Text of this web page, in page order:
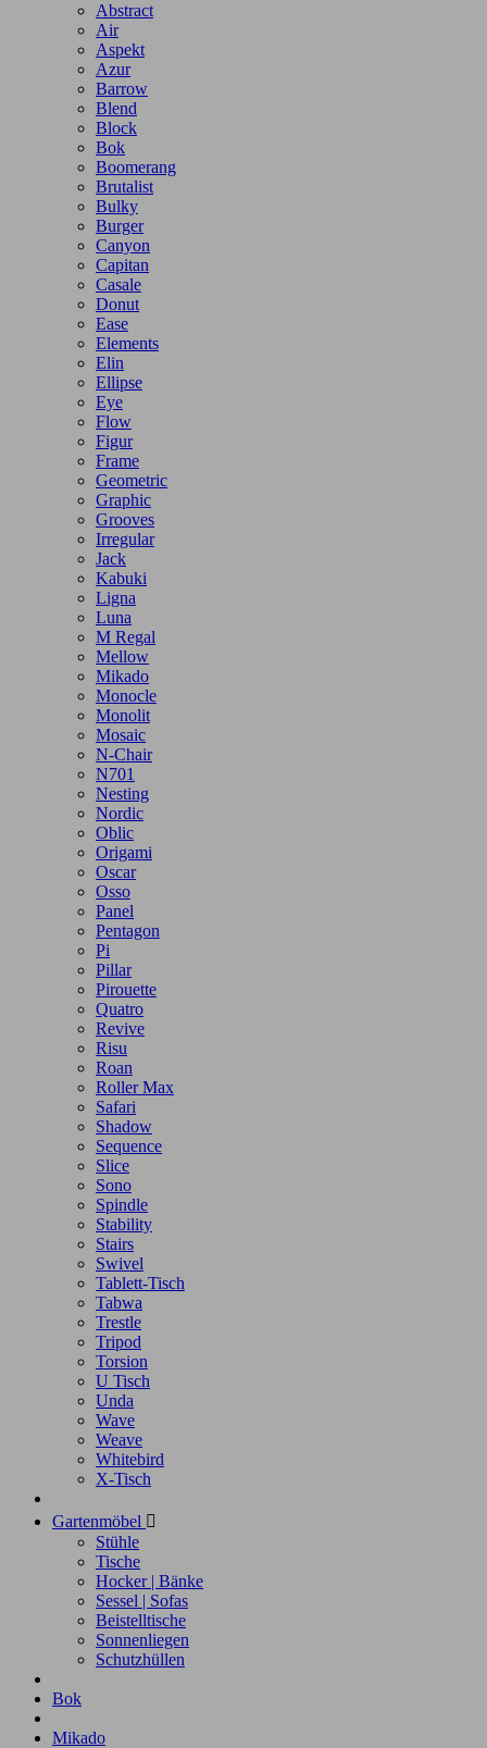
Abstract
Air
Aspekt
Azur
Barrow
Blend
Block
Bok
Boomerang
Brutalist
Bulky
Burger
Canyon
Capitan
Casale
Donut
Ease
Elements
Elin
Ellipse
Eye
Flow
Figur
Frame
Geometric
Graphic
Grooves
Irregular
Jack
Kabuki
Ligna
Luna
M Regal
Mellow
Mikado
Monocle
Monolit
Mosaic
N-Chair
N701
Nesting
Nordic
Oblic
Origami
Oscar
Osso
Panel
Pentagon
Pi
Pillar
Pirouette
Quatro
Revive
Risu
Roan
Roller Max
Safari
Shadow
Sequence
Slice
Sono
Spindle
Stability
Stairs
Swivel
Tablett-Tisch
Tabwa
Trestle
Tripod
Torsion
U Tisch
Unda
Wave
Weave
Whitebird
X-Tisch
Gartenmöbel 
Stühle
Tische
Hocker | Bänke
Sessel | Sofas
Beistelltische
Sonnenliegen
Schutzhüllen
Bok
Mikado